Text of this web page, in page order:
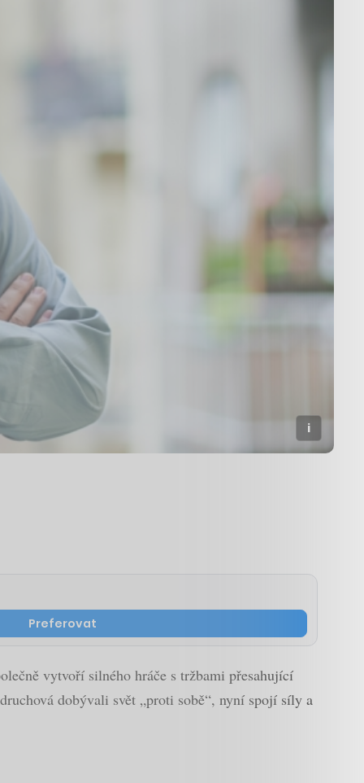
Preferovat
vytvoří silného hráče s tržbami přesahující
dobývali svět „proti sobě“, nyní spojí síly a